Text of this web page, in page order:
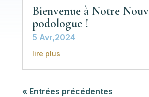
Bienvenue à Notre
podologue !
5 Avr,2024
lire plus
« Entrées précédentes